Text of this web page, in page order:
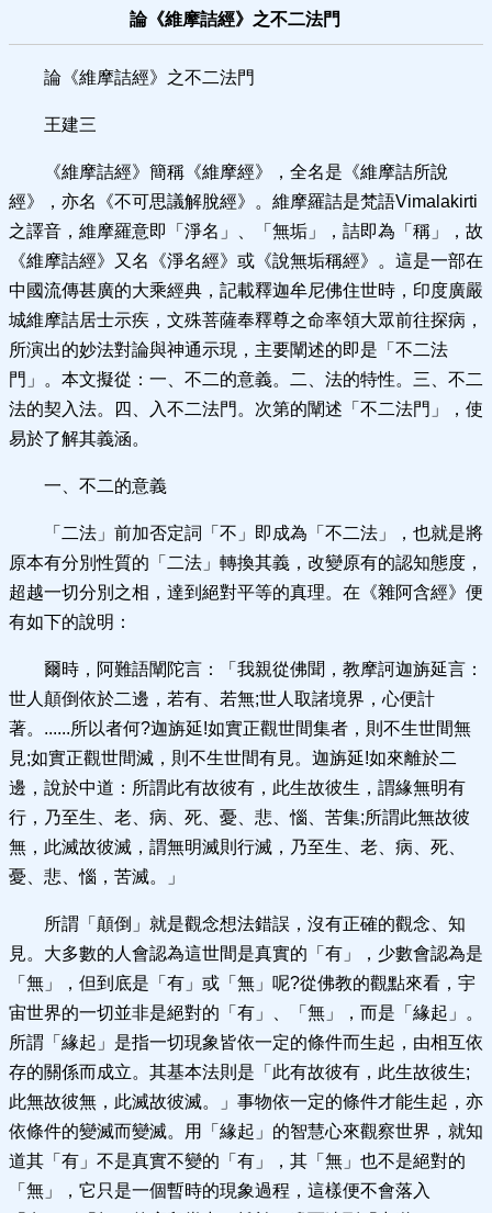
論《維摩詰經》之不二法門
論《維摩詰經》之不二法門
王建三
《維摩詰經》簡稱《維摩經》，全名是《維摩詰所說
經》，亦名《不可思議解脫經》。維摩羅詰是梵語Vimalakirti
之譯音，維摩羅意即「淨名」、「無垢」，詰即為「稱」，故
《維摩詰經》又名《淨名經》或《說無垢稱經》。這是一部在
中國流傳甚廣的大乘經典，記載釋迦牟尼佛住世時，印度廣嚴
城維摩詰居士示疾，文殊菩薩奉釋尊之命率領大眾前往探病，
所演出的妙法對論與神通示現，主要闡述的即是「不二法
門」。本文擬從：一、不二的意義。二、法的特性。三、不二
法的契入法。四、入不二法門。次第的闡述「不二法門」，使
易於了解其義涵。
一、不二的意義
「二法」前加否定詞「不」即成為「不二法」，也就是將
原本有分別性質的「二法」轉換其義，改變原有的認知態度，
超越一切分別之相，達到絕對平等的真理。在《雜阿含經》便
有如下的說明：
爾時，阿難語闡陀言：「我親從佛聞，教摩訶迦旃延言：
世人顛倒依於二邊，若有、若無;世人取諸境界，心便計
著。......所以者何?迦旃延!如實正觀世間集者，則不生世間無
見;如實正觀世間滅，則不生世間有見。迦旃延!如來離於二
邊，說於中道：所謂此有故彼有，此生故彼生，謂緣無明有
行，乃至生、老、病、死、憂、悲、惱、苦集;所謂此無故彼
無，此滅故彼滅，謂無明滅則行滅，乃至生、老、病、死、
憂、悲、惱，苦滅。」
所謂「顛倒」就是觀念想法錯誤，沒有正確的觀念、知
見。大多數的人會認為這世間是真實的「有」，少數會認為是
「無」，但到底是「有」或「無」呢?從佛教的觀點來看，宇
宙世界的一切並非是絕對的「有」、「無」，而是「緣起」。
所謂「緣起」是指一切現象皆依一定的條件而生起，由相互依
存的關係而成立。其基本法則是「此有故彼有，此生故彼生;
此無故彼無，此滅故彼滅。」事物依一定的條件才能生起，亦
依條件的變滅而變滅。用「緣起」的智慧心來觀察世界，就知
道其「有」不是真實不變的「有」，其「無」也不是絕對的
「無」，它只是一個暫時的現象過程，這樣便不會落入